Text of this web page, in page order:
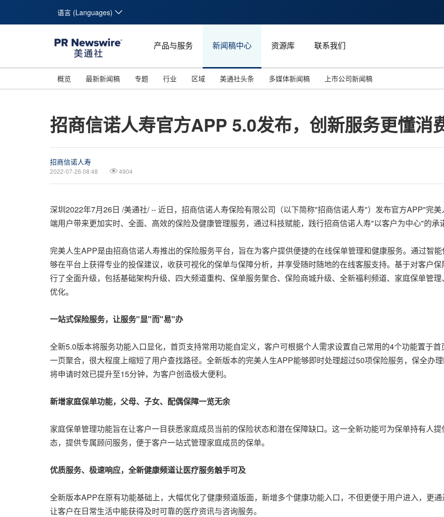
语言 (Languages)
产品与服务 新闻稿中心 资源库 联系我们
概览 最新新闻稿 专题
投资并购
行业
能源化工与环保
区域
马来西亚
美通社头条 多媒体新闻稿 上市公司新闻稿
招商信诺人寿官方APP 5.0发布，创新服务更懂消
招商信诺人寿
2022-07-26 08:48 4904
深圳2022年7月26日 /美通社/ -- 近日，招商信诺人寿保险有限公司（以下简称"招商信诺人寿"）发布官方APP"完
端用户带来更加实时、全面、高效的保险及健康管理服务，通过科技赋能，践行招商信诺人寿"以客户为中心"的承
完美人生APP是由招商信诺人寿推出的保险服务平台，旨在为客户提供便捷的在线保单管理和健康服务。通过智
够在平台上获得专业的投保建议，收获可视化的保单与保障分析，并享受随时随地的在线客服支持。基于对客户
行了全面升级，包括基础架构升级、四大频道重构、保单服务聚合、保险商城升级、全新福利频道、家庭保单管
优化。
一站式保险服务，让服务"显"而"易"办
全新5.0版本将服务功能入口显化，首页支持常用功能自定义，客户可根据个人需求设置自己常用的4个功能置于
一页聚合，很大程度上缩短了用户查找路径。全新版本的完美人生APP能够即时处理超过50项保险服务，保全办
将申请时效已提升至15分钟，为客户创造极大便利。
新增家庭保单功能，父母、子女、配偶保障一览无余
家庭保单管理功能旨在让客户一目获悉家庭成员当前的保险状态和潜在保障缺口。这一全新功能可为保单持有人
态，提供专属顾问服务，便于客户一站式管理家庭成员的保单。
优质服务、极速响应，全新健康频道让医疗服务触手可及
全新版本APP在原有功能基础上，大幅优化了健康频道版面，新增多个健康功能入口，不但更便于用户进入，更
让客户在日常生活中能获得及时可靠的医疗资讯与咨询服务。